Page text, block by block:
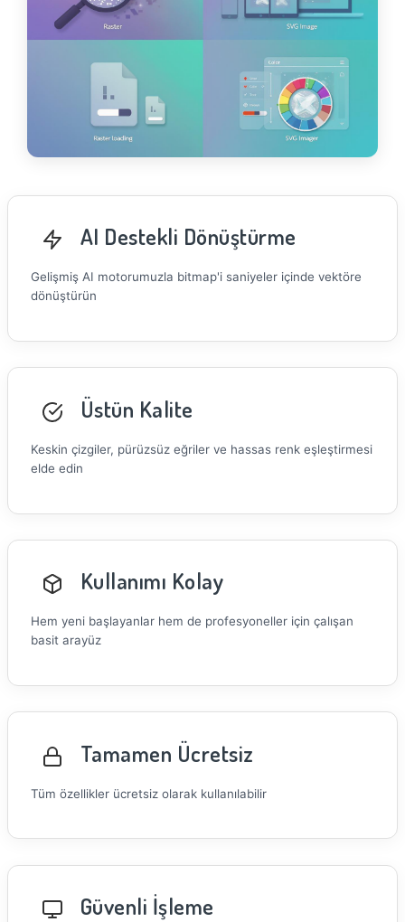
AI Destekli Dönüştürme
Gelişmiş AI motorumuzla bitmap'i saniyeler içinde vektöre
dönüştürün
Üstün Kalite
Keskin çizgiler, pürüzsüz eğriler ve hassas renk eşleştirmesi
elde edin
Kullanımı Kolay
Hem yeni başlayanlar hem de profesyoneller için çalışan
basit arayüz
Tamamen Ücretsiz
Tüm özellikler ücretsiz olarak kullanılabilir
Güvenli İşleme